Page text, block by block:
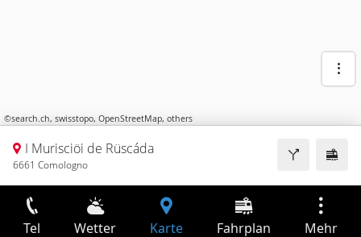
©search.ch, swisstopo, OpenStreetMap, others
I Murisciöi de Rüscáda
6661 Comologno
Tel Wetter Karte Fahrplan Mehr